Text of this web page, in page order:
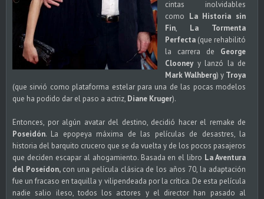
cintas inolvidables
como La Historia sin
Fin, La Tormenta
Perfecta (que rehabilitó
la carrera de George
Clooney y lanzó la de
Mark Walhberg) y Troya
(que sirvió como plataforma estelar para una de las pocas modelos
que ha podido dar el paso a actriz, Diane Kruger).
Entonces, por algún avatar del destino, decidió hacer el remake de
Poseidón. La epopeya máxima de las películas de desastres, la
historia del barquito crucero que se da vuelta y de los pocos pasajeros
que deciden escapar al ahogamiento. Basada en el libro La Aventura
del Poseídon, con una película clásica de los años 70, la adaptación
fue un fracaso en taquilla y vilipendeada por la crítica. De esta película
nadie salio ileso, todos los actores y el director han pasado al